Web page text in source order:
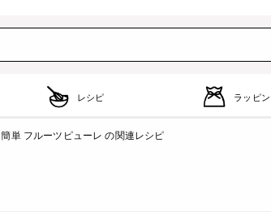
レシピ ラッピ
簡単 フルーツピューレ の関連レシピ